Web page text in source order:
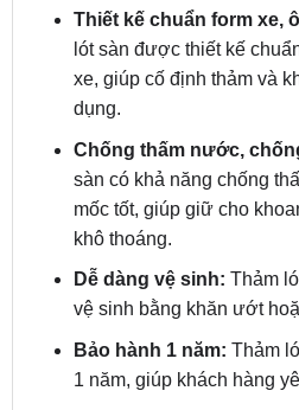
xe, giúp cố định thảm và
dụng.
Chống thấm nước,
sàn có khả năng chống
mốc tốt, giúp giữ cho
khô thoáng.
Dễ dàng vệ sinh:Thảm
vệ sinh bằng khăn ướt
Bảo hành 1 năm: Thảm
1 năm, giúp khách hàng
ZKar Auto cam kết là địa chỉ